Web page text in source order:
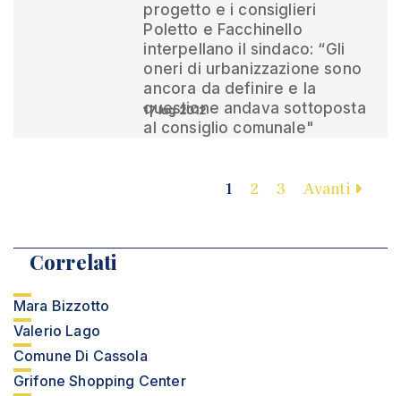
progetto e i consiglieri
Poletto e Facchinello
interpellano il sindaco: “Gli
oneri di urbanizzazione sono
ancora da definire e la
questione andava sottoposta
al consiglio comunale"
17 lug 2012
1 2 3 Avanti
Correlati
Mara Bizzotto
Valerio Lago
Comune Di Cassola
Grifone Shopping Center